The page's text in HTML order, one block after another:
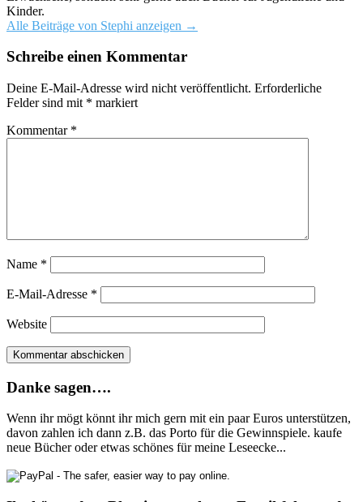
Kinder.
Alle Beiträge von Stephi anzeigen →
Schreibe einen Kommentar
Deine E-Mail-Adresse wird nicht veröffentlicht. Erforderliche
Felder sind mit * markiert
Kommentar *
Name *
E-Mail-Adresse *
Website
Danke sagen….
Wenn ihr mögt könnt ihr mich gern mit ein paar Euros unterstützen,
davon zahlen ich dann z.B. das Porto für die Gewinnspiele. kaufe
neue Bücher oder etwas schönes für meine Leseecke...